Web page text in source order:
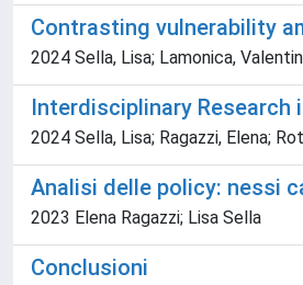
Contrasting vulnerability
2024 Sella, Lisa; Lamonica,
Interdisciplinary Research
2024 Sella, Lisa; Ragazzi, Elena;
Analisi delle policy: nessi
2023 Elena Ragazzi; Lisa Sella
Conclusioni